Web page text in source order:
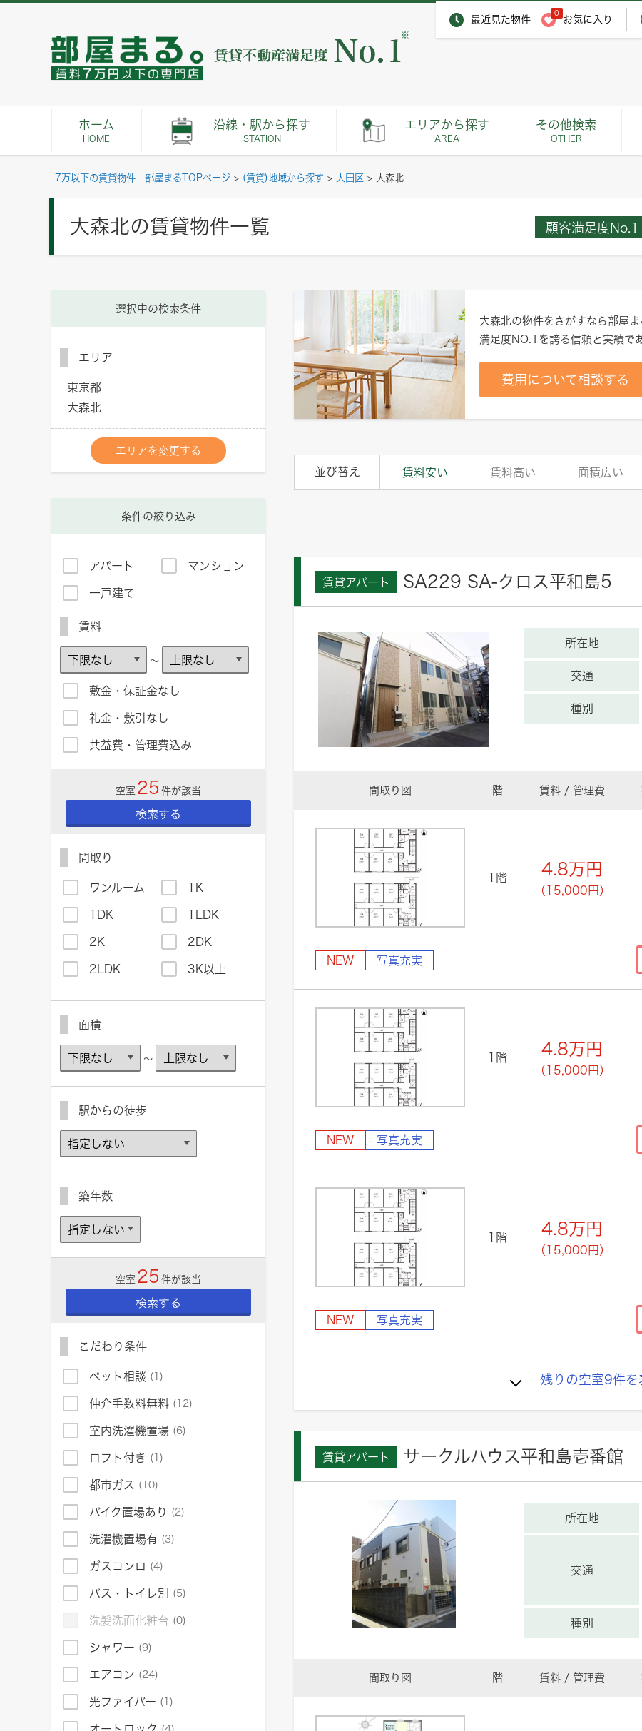
最近見た物件
0
お気に入り
※
ホーム
HOME
沿線・駅から探す
STATION
エリアから探す
AREA
その他検索
OTHER
7万以下の賃貸物件 部屋まるTOPページ > (賃貸)地域から探す > 大田区 > 大森北
大森北の賃貸物件一覧 顧客満足度No.1
大森北の物件をさがすなら部屋
満足度NO.1を誇る信頼と実績で
費用について相談する
並び替え 賃料安い 賃料高い 面積広い
賃貸アパート SA229 SA-クロス平和島5
所在地
交通
種別
間取り図 階 賃料 / 管理費
1階 4.8万円
（15,000円）
NEW 写真充実
1階 4.8万円
（15,000円）
NEW 写真充実
1階 4.8万円
（15,000円）
NEW 写真充実
残りの空室9件を
賃貸アパート サークルハウス平和島壱番館
所在地
交通
種別
間取り図 階 賃料 / 管理費
選択中の検索条件
エリア
東京都
大森北
エリアを変更する
条件の絞り込み
アパート マンション
一戸建て
賃料
～
敷金・保証金なし
礼金・敷引なし
共益費・管理費込み
空室 25 件が該当
検索する
間取り
ワンルーム 1K
1DK 1LDK
2K 2DK
2LDK 3K以上
面積
～
駅からの徒歩
築年数
空室 25 件が該当
検索する
こだわり条件
ペット相談 (1)
仲介手数料無料 (12)
室内洗濯機置場 (6)
ロフト付き (1)
都市ガス (10)
バイク置場あり (2)
洗濯機置場有 (3)
ガスコンロ (4)
バス・トイレ別 (5)
洗髪洗面化粧台 (0)
シャワー (9)
エアコン (24)
光ファイバー (1)
(4)